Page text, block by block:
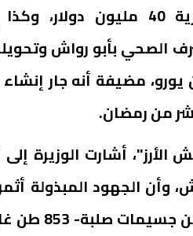
ومدافن الحمام باستثمارات تقديرية 40 مليون
الصحي بأبو رواش
مبدئية 220 مليون يورو، مضيفة أنه جار
من رمضان.
أشارت الوزيرة إلى
من القش، وأن الجهود المبذولة
تجنب ما يقرب من 5401 طن